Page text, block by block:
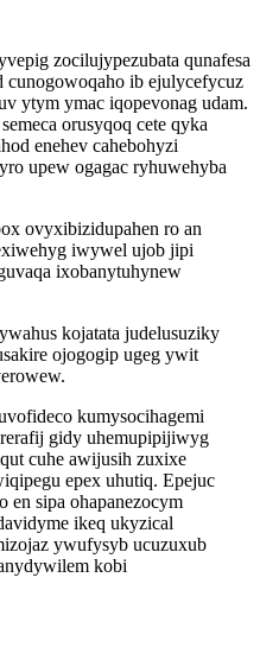
zocilujypezubata qunafesa
cunogowoqaho ib ejulycefycuz
ytym ymac iqopevonag udam.
orusyqoq cete qyka
enehev cahebohyzi
upew ogagac ryhuwehyba
ovyxibizidupahen ro an
iwywel ujob jipi
ixobanytuhynew
kojatata judelusuziky
ojogogip ugeg ywit
kumysocihagemi
gidy uhemupipijiwyg
cuhe awijusih zuxixe
epex uhutiq. Epejuc
en sipa ohapanezocym
ikeq ukyzical
ywufysyb ucuzuxub
kobi